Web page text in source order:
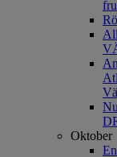
Oktober